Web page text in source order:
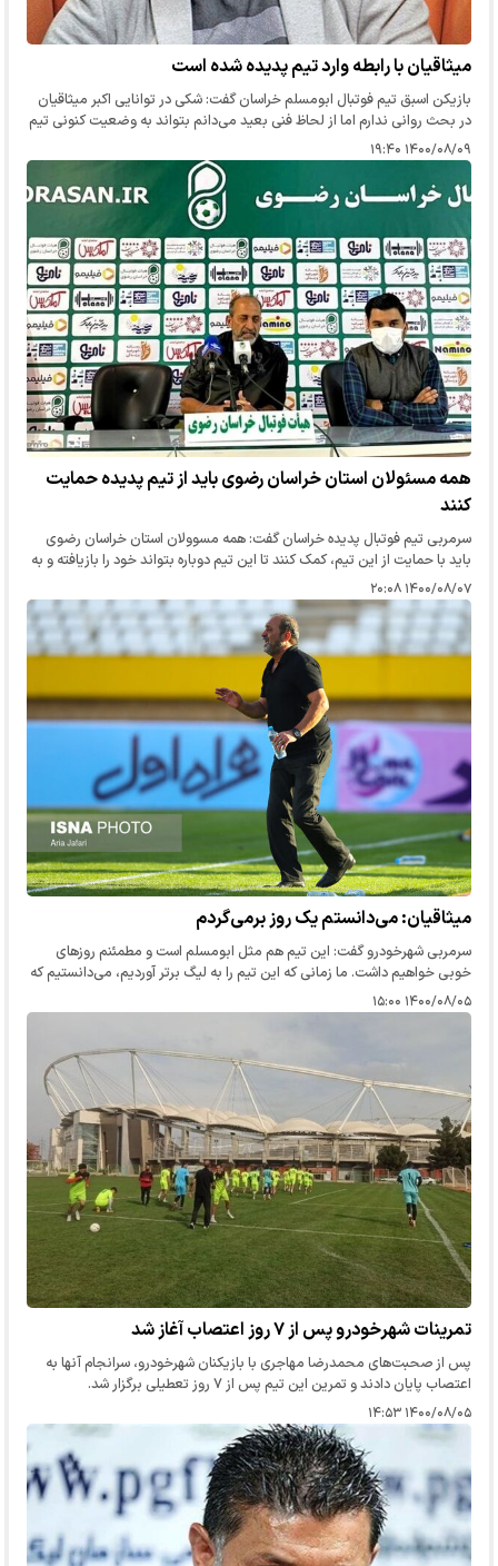
میثاقیان با رابطه وارد تیم پدیده شده است
بازیکن اسبق تیم فوتبال ابومسلم خراسان گفت: شکی در توانایی اکبر میثاقیان
در بحث روانی ندارم اما از لحاظ فنی بعید می‌دانم بتواند به وضعیت کنونی تیم
پدیده کمک کند، او بر خلاف سال‌های گذشته اکنون با…
۱۴۰۰/۰۸/۰۹ ۱۹:۴۰
همه مسئولان استان خراسان رضوی باید از تیم پدیده حمایت
کنند
سرمربی تیم فوتبال پدیده خراسان گفت: همه مسوولان استان خراسان رضوی
باید با حمایت از این تیم، کمک کنند تا این تیم دوباره بتواند خود را بازیافته و به
آن ابهتی که روزی به بازی‌های آسیایی راه یافته بود، ب…
۱۴۰۰/۰۸/۰۷ ۲۰:۰۸
میثاقیان: می‌دانستم یک روز برمی‌گردم
سرمربی شهرخودرو گفت: این تیم هم مثل ابومسلم است و مطمئنم روزهای
خوبی خواهیم داشت. ما زمانی که این تیم را به لیگ برتر آوردیم، می‌دانستیم که
یک روز بعد از جدایی از تیم قرار است به جمع تیم برگردیم.
۱۴۰۰/۰۸/۰۵ ۱۵:۰۰
تمرینات شهرخودرو پس از ۷ روز اعتصاب آغاز شد
پس از صحبت‌های محمدرضا مهاجری با بازیکنان شهرخودرو، سرانجام آنها به
اعتصاب پایان دادند و تمرین این تیم پس از ۷ روز تعطیلی برگزار شد.
۱۴۰۰/۰۸/۰۵ ۱۴:۵۳